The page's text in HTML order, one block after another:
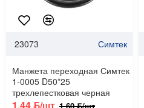
23073 Симтек
Манжета переходная Симтек
1-0005 D50*25
трехлепестковая черная
1.60 ƃ/шт